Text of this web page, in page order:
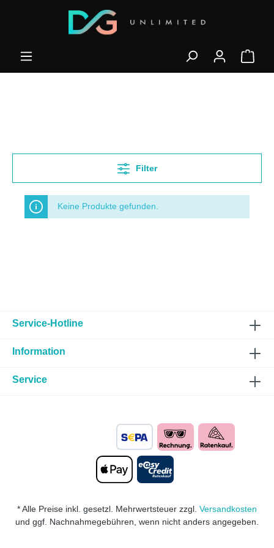
Filter
Keine Produkte gefunden.
Service-Hotline
Information
Service
* Alle Preise inkl. gesetzl. Mehrwertsteuer zzgl. Versandkosten
und ggf. Nachnahmegebühren, wenn nicht anders angegeben.